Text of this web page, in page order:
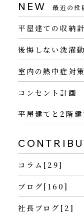
NEW 最近の投
平屋建ての収納
後悔しない洗濯
室内の熱中症対策
コンセント計画
平屋建てと2階
コラム[29]
ブログ[160]
社長ブログ[2]